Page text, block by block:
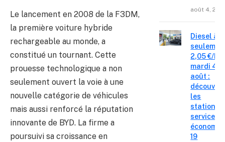
Le lancement en 2008 de la F3DM,
la première voiture hybride
rechargeable au monde, a
constitué un tournant. Cette
prouesse technologique a non
seulement ouvert la voie à une
nouvelle catégorie de véhicules
mais aussi renforcé la réputation
innovante de BYD. La firme a
poursuivi sa croissance en
août 4,
Diesel à
2,05 €/L
mardi 4
août :
les
stations-
service où
19